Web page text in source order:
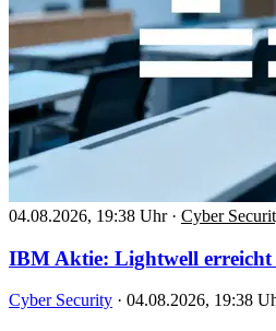
04.08.2026, 19:38 Uhr · Cyber
IBM Aktie: Lightwell erreicht
Cyber Security · 04.08.2026, 19:38